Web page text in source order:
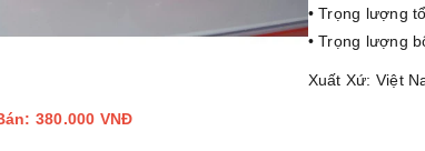
• Trọng lượng
• Trọng lượng
Xuất Xứ: Việt
380.000 VNĐ